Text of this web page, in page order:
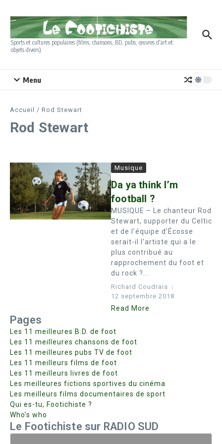
Sports et cultures populaires (films, chansons, BD, pubs, œuvres d'art et
objets divers)
Menu
Accueil / Rod Stewart
Rod Stewart
Musique
Da ya think I’m
football ?
MUSIQUE – Le chanteur Rod
Stewart, supporter du Celtic
et de l’équipe d’Écosse
serait-il l’artiste qui a le
plus contribué au
rapprochement du foot et
du rock ?...
Richard Coudrais
12 septembre 2018
Read More
Pages
Les 11 meilleures B.D. de foot
Les 11 meilleures chansons de foot
Les 11 meilleures pubs TV de foot
Les 11 meilleurs films de foot
Les 11 meilleurs livres de foot
Les meilleures fictions sportives du cinéma
Les meilleurs films documentaires de sport
Qui es-tu, Footichiste ?
Who’s who
Le Footichiste sur RADIO SUD